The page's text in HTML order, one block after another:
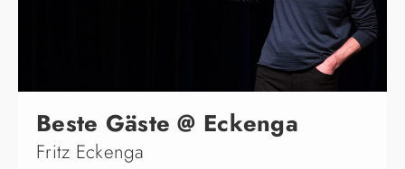
Beste Gäste @ Eckenga
Fritz Eckenga